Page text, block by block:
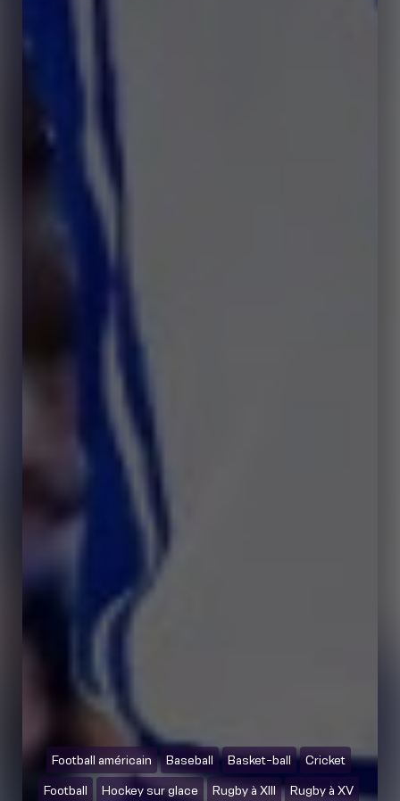
Football américain Baseball Basket-ball Cricket
Football Hockey sur glace Rugby à XIII Rugby à XV